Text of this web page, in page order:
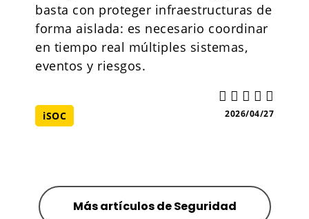
basta con proteger infraestructuras de
forma aislada: es necesario coordinar
en tiempo real múltiples sistemas,
eventos y riesgos.
iSOC 2026/04/27
Más artículos de Seguridad